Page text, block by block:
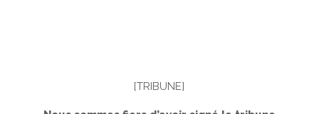
[TRIBUNE]